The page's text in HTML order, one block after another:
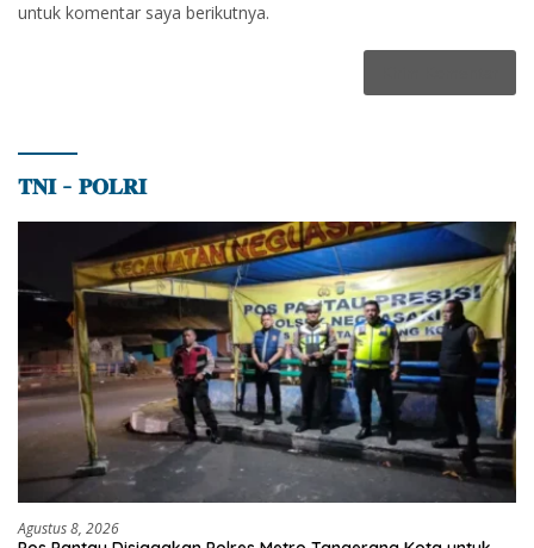
untuk komentar saya berikutnya.
𝐓𝐍𝐈 – 𝐏𝐎𝐋𝐑𝐈
Agustus 8, 2026